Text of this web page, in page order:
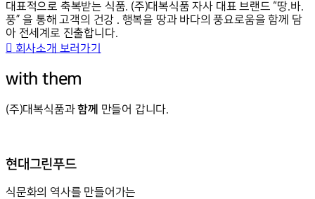
대표적으로 축복받는 식품. (주)대복식품 자사 대표 브랜드 “땅.바.
풍” 을 통해 고객의 건강 . 행복을 땅과 바다의 풍요로움을 함께 담
아 전세계로 진출합니다.
회사소개 보러가기
with them
(주)대복식품과함께 만들어 갑니다.
현대그린푸드
식문화의 역사를 만들어가는